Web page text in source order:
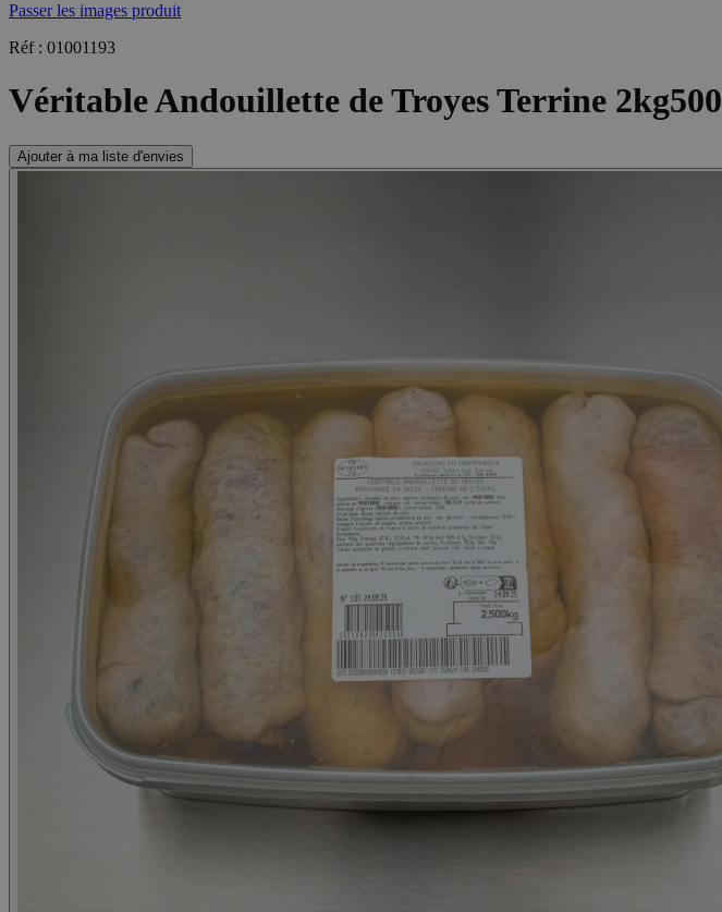
Passer les images produit
Réf : 01001193
Véritable Andouillette de Troyes Terrine 2kg500
Ajouter à ma liste d'envies